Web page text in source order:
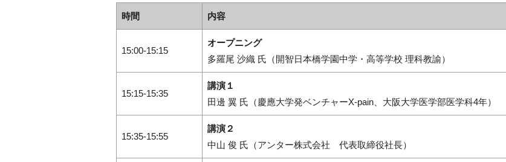
時間 内容
15:00-15:15
オープニング
多羅尾 沙織 氏（開智日本橋学園中学・高等学校 理科教諭）
15:15-15:35
講演１
田邊 翼 氏（慶應大学発ベンチャーX-pain、大阪大学医学部医学科4年）
15:35-15:55
講演２
中山 俊 氏（アンター株式会社 代表取締役社長）